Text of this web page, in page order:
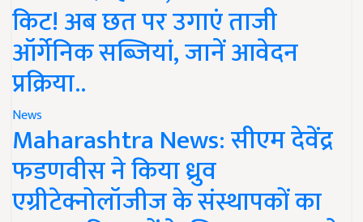
किट! अब छत पर उगाएं ताजी
ऑर्गेनिक सब्जियां, जानें आवेदन
प्रक्रिया..
News
Maharashtra News: सीएम देवेंद्र
फडणवीस ने किया ध्रुव
एग्रीटेक्नोलॉजीज के संस्थापकों का